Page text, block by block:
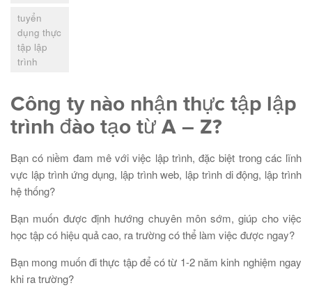
tuyển
dụng thực
tập lập
trình
Công ty nào nhận thực tập lập
trình đào tạo từ A – Z?
Bạn có niềm đam mê với việc lập trình, đặc biệt trong các lĩnh
vực lập trình ứng dụng, lập trình web, lập trình di động, lập trình
hệ thống?
Bạn muốn được định hướng chuyên môn sớm, giúp cho việc
học tập có hiệu quả cao, ra trường có thể làm việc được ngay?
Bạn mong muốn đi thực tập để có từ 1-2 năm kinh nghiệm ngay
khi ra trường?